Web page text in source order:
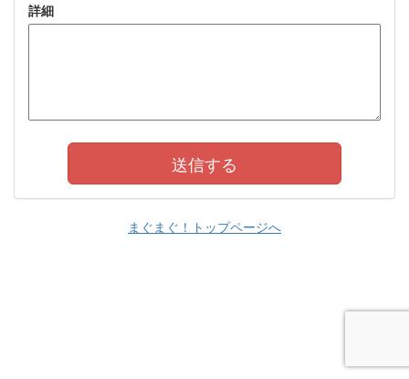
詳細
まぐまぐ！トップページへ